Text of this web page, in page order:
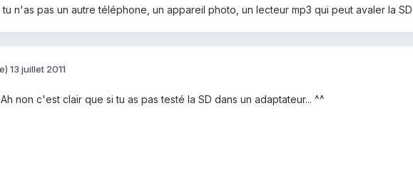
tu n'as pas un autre téléphone, un appareil photo, un lecteur mp3 qui peut avaler la
13 juillet 2011
Ah non c'est clair que si tu as pas testé la SD dans un adaptateur... ^^